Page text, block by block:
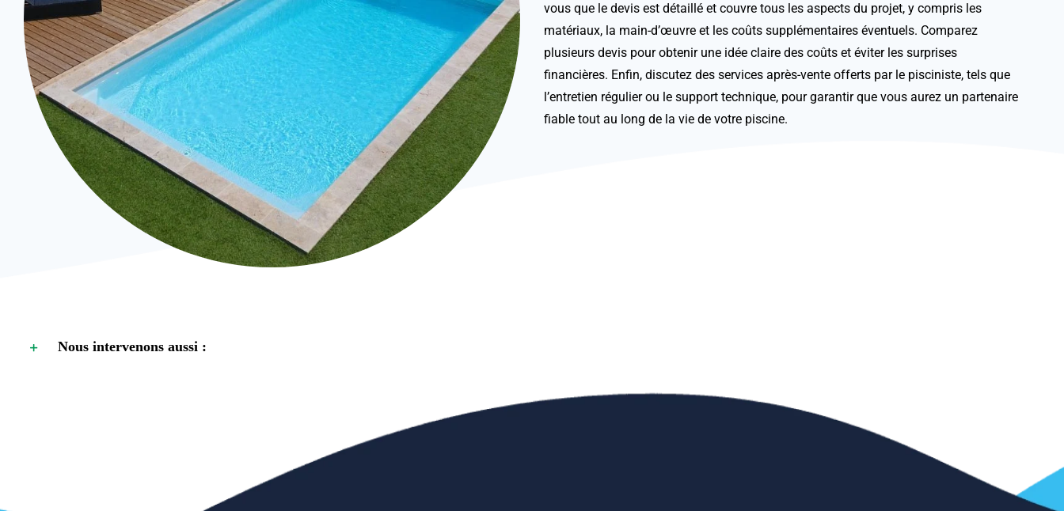
vous que le devis est détaillé et couvre tous les aspects du projet, y compris les
matériaux, la main-d’œuvre et les coûts supplémentaires éventuels. Comparez
plusieurs devis pour obtenir une idée claire des coûts et éviter les surprises
financières. Enfin, discutez des services après-vente offerts par le pisciniste, tels que
l’entretien régulier ou le support technique, pour garantir que vous aurez un partenaire
fiable tout au long de la vie de votre piscine.
Nous intervenons aussi :